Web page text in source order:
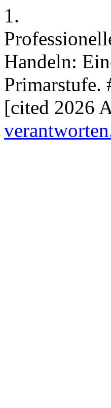
1.
Handeln:
Primarstufe.
[cited 2026